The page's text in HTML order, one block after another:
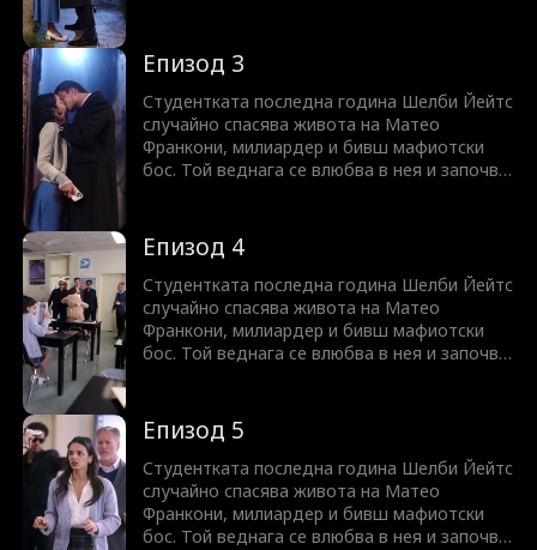
колкото изглежда? Или притежава душа,
достойна за нейната любов?
Епизод 3
Студентката последна година Шелби Йейтс
случайно спасява живота на Матео
Франкони, милиардер и бивш мафиотски
бос. Той веднага се влюбва в нея и започва
колкото изглежда? Или притежава душа,
достойна за нейната любов?
Епизод 4
Студентката последна година Шелби Йейтс
случайно спасява живота на Матео
Франкони, милиардер и бивш мафиотски
бос. Той веднага се влюбва в нея и започва
колкото изглежда? Или притежава душа,
достойна за нейната любов?
Епизод 5
Студентката последна година Шелби Йейтс
случайно спасява живота на Матео
Франкони, милиардер и бивш мафиотски
бос. Той веднага се влюбва в нея и започва